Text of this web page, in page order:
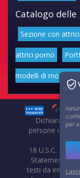
Catalogo
Sezione con
attrici porno
modelli di moda
persone che
18 U.S.C. 2257
Statement.
testi da
per